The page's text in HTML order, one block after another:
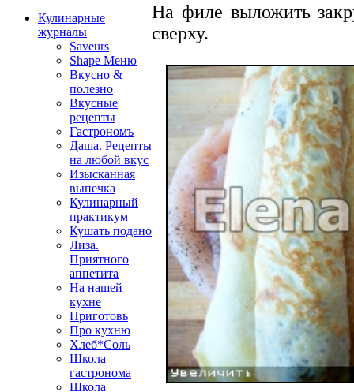
Кулинарные
журналы
Saveurs
Shape Меню
Вкусно &
полезно
Вкусные
рецепты
Гастрономъ
Даша. Рецепты
на любой вкус
Изысканная
выпечка
Кулинарный
практикум
Кушать подано
Лиза.
Приятного
аппетита
На нашей
кухне
Приготовь
Про кухню
Хлеб*Соль
Школа
гастронома
Школа
На филе выложить
сверху.